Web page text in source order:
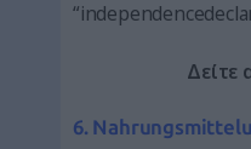
Δείτε
6.